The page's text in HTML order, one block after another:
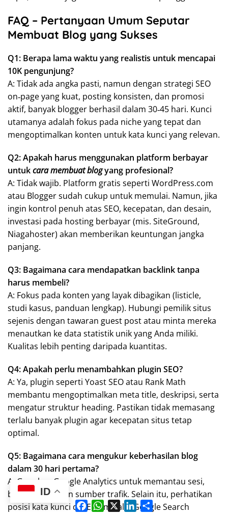
FAQ – Pertanyaan Umum Seputar
Membuat Blog yang Sukses
Q1: Berapa lama waktu yang realistis untuk mencapai
10K pengunjung?
A: Tidak ada angka pasti, namun dengan strategi SEO
on‑page yang kuat, posting konsisten, dan promosi
aktif, banyak blogger berhasil dalam 30‑45 hari. Kunci
utamanya adalah fokus pada niche yang tepat dan
mengoptimalkan konten untuk kata kunci yang relevan.
Q2: Apakah harus menggunakan platform berbayar
untukcara membuat blogyang profesional?
A: Tidak wajib. Platform gratis seperti WordPress.com
atau Blogger sudah cukup untuk memulai. Namun, jika
ingin kontrol penuh atas SEO, kecepatan, dan desain,
investasi pada hosting berbayar (mis. SiteGround,
Niagahoster) akan memberikan keuntungan jangka
panjang.
Q3: Bagaimana cara mendapatkan backlink tanpa
harus membeli?
A: Fokus pada konten yang layak dibagikan (listicle,
studi kasus, panduan lengkap). Hubungi pemilik situs
sejenis dengan tawaran guest post atau minta mereka
menautkan ke data statistik unik yang Anda miliki.
Kualitas lebih penting daripada kuantitas.
Q4: Apakah perlu menambahkan plugin SEO?
A: Ya, plugin seperti Yoast SEO atau Rank Math
membantu mengoptimalkan meta title, deskripsi, serta
mengatur struktur heading. Pastikan tidak memasang
terlalu banyak plugin agar kecepatan situs tetap
optimal.
Q5: Bagaimana cara mengukur keberhasilan blog
dalam 30 hari pertama?
A: Gunakan Google Analytics untuk memantau sesi,
bounce rate, dan sumber trafik. Selain itu, perhatikan
posisi kata kunci di SERP melalui Google Search
F
a
W
h
X
L
i
S
h
ID